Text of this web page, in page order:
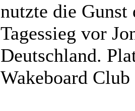
nutzte die Gunst
Tagessieg vor
Deutschland.
Wakeboard